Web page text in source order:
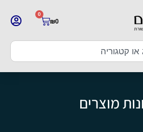
₪0
0
מוצרים